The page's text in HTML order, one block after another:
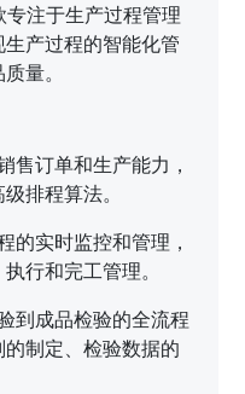
注于生产过程管理
产过程的智能化管
量。
售订单和生产能力，
排程算法。
的实时监控和管理，
行和完工管理。
到成品检验的全流程
制定、检验数据的